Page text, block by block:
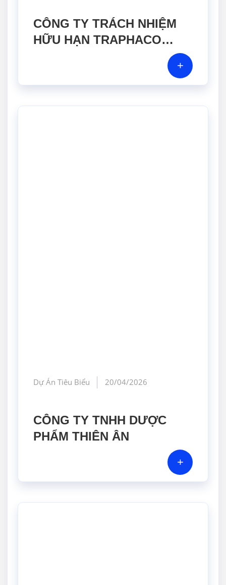
CÔNG TY TRÁCH NHIỆM
HỮU HẠN TRAPHACO
+
Dự Án Tiêu Biểu 20/04/2026
CÔNG TY TNHH DƯỢC
PHẨM THIÊN ÂN
+